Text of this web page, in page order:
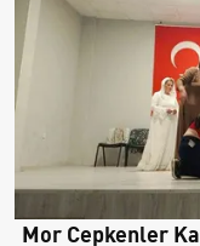
Mor Cepkenler